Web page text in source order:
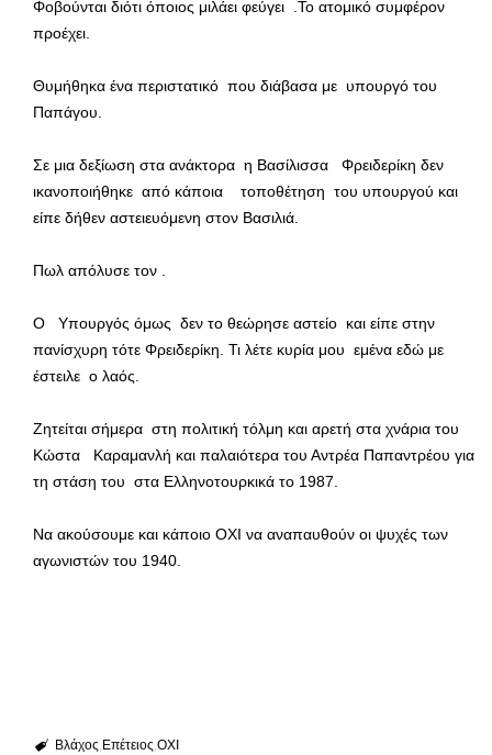
Φοβούνται διότι όποιος μιλάει φεύγει .Το ατομικό συμφέρον
προέχει.
Θυμήθηκα ένα περιστατικό που διάβασα με υπουργό του
Παπάγου.
Σε μια δεξίωση στα ανάκτορα η Βασίλισσα Φρειδερίκη δεν
ικανοποιήθηκε από κάποια τοποθέτηση του υπουργού και
είπε δήθεν αστειευόμενη στον Βασιλιά.
Πωλ απόλυσε τον .
Ο Υπουργός όμως δεν το θεώρησε αστείο και είπε στην
πανίσχυρη τότε Φρειδερίκη. Τι λέτε κυρία μου εμένα εδώ με
έστειλε ο λαός.
Ζητείται σήμερα στη πολιτική τόλμη και αρετή στα χνάρια του
Κώστα Καραμανλή και παλαιότερα του Αντρέα Παπαντρέου για
τη στάση του στα Ελληνοτουρκικά το 1987.
Να ακούσουμε και κάποιο ΟΧΙ να αναπαυθούν οι ψυχές των
αγωνιστών του 1940.
Βλάχος Επέτειος ΟΧΙ